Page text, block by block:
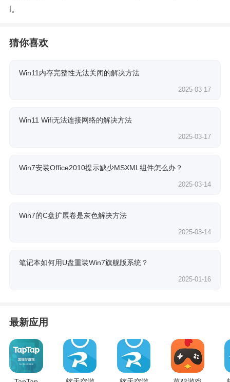
。
猜你喜欢
Win11内存完整性无法关闭的解决方法
2025-03-17
Win11 Wifi无法连接网络的解决方法
2025-03-17
Win7安装Office2010提示缺少MSXML组件怎么办？
2025-03-14
Win7的C盘扩展卷是灰色解决方法
2025-03-14
笔记本如何用U盘重装Win7旗舰版系统？
2025-01-16
最新应用